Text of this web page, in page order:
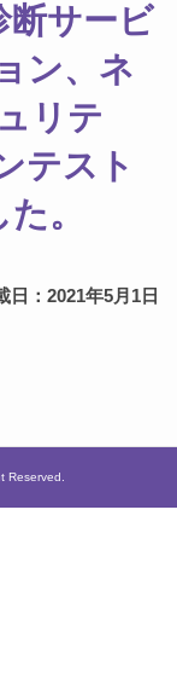
断サービ
ン、ネ
リテ
テスト
。
日：2021年5月1日
Reserved.